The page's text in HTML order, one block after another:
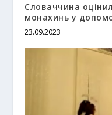
Словаччина
монахинь у
23.09.2023